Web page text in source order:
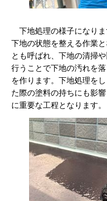
下地処理の様子になりま
下地の状態を整える作業
とも呼ばれ、下地の清掃
行うことで下地の汚れを
を作ります。下地処理を
た際の塗料の持ちにも影
に重要な工程となります。